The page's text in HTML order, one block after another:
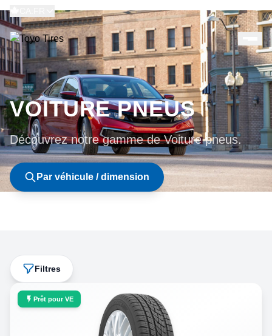
VOITURE PNEUS
Découvrez notre gamme de Voiture pneus.
Par véhicule / dimension
Filtres
Prêt pour VE